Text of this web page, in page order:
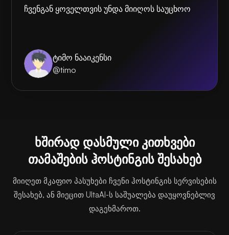
ჩვენგან ყოველთვის უნდა მიიღოს საუცხოო
ტიმო ნააიკენსი
@timo
ხშირად დასმული კითხვები
თამაშების ჰოსტინგის შესახებ
მიიღეთ მკაფიო პასუხები ჩვენი ჰოსტინგის სერვისების
შესახებ, ან მიეცით UltaAI-ს საშუალება დაუყოვნებლივ
დაგეხმაროთ.